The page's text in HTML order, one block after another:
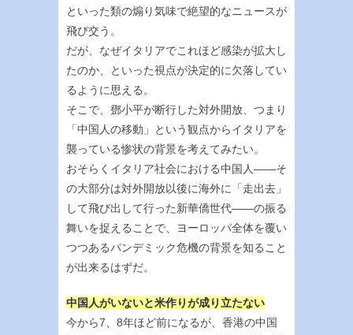
といった類の煽り気味で絶望的なニュースが
飛び交う。
だが、なぜイタリアでこれほど感染が拡大し
たのか、といった視点が決定的に欠落してい
るように思える。
そこで、鄧小平が断行した対外開放、つまり
「中国人の移動」という観点からイタリアを
襲っている惨状の背景を考えてみたい。
おそらくイタリア社会における中国人――そ
の大部分は対外開放以後に海外に「走出去」
して飛び出して行った新華僑世代――の振る
舞いを捉えることで、ヨーロッパ全体を覆い
つつあるパンデミック危機の背景を知ること
が出来るはずだ。
中国人がいないと米作りが成り立たない
今から7、8年ほど前になるが、香港の中国